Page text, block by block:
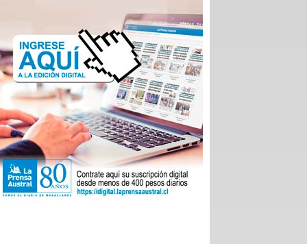
región con un crítico 65,3% de cumplimiento al
corte de abril de 2026.
Un aspecto preocupante de aquel reporte fue la
brusca caída del indicador las Garantías Explícitas
de Salud (Ges), que otorga cobertura obligatoria a
través de Fonasa e Isapres para 90 problemas de
sanitarios, “asegurando” derechos claros de
atención médica.
Durante el año pasado, este indicador se mantuvo
en alrededor del 90%, pero cayó de 92,7% en
noviembre a 74% en diciembre, para desplomarse
a 34,3% en enero.
En aquella ocasión, las autoridades locales
atribuyeron el deterioro a problemas